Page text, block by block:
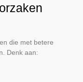
die met betere
Denk aan: